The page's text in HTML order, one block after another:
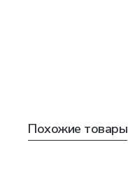
Похожие товары